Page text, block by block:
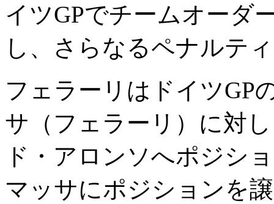
イツGPでチームオーダ
し、さらなるペナルテ
フェラーリはドイツGP
サ（フェラーリ）に対
ド・アロンソへポジシ
マッサにポジションを